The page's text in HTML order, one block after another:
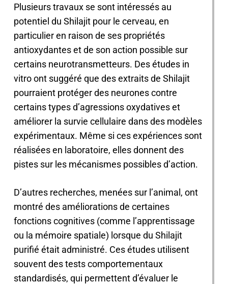
Plusieurs travaux se sont intéressés au
potentiel du Shilajit pour le cerveau, en
particulier en raison de ses propriétés
antioxydantes et de son action possible sur
certains neurotransmetteurs. Des études in
vitro ont suggéré que des extraits de Shilajit
pourraient protéger des neurones contre
certains types d’agressions oxydatives et
améliorer la survie cellulaire dans des modèles
expérimentaux. Même si ces expériences sont
réalisées en laboratoire, elles donnent des
pistes sur les mécanismes possibles d’action.
D’autres recherches, menées sur l’animal, ont
montré des améliorations de certaines
fonctions cognitives (comme l’apprentissage
ou la mémoire spatiale) lorsque du Shilajit
purifié était administré. Ces études utilisent
souvent des tests comportementaux
standardisés, qui permettent d’évaluer le